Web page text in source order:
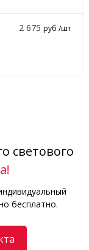
2 675руб /шт
светового
бесплатно.